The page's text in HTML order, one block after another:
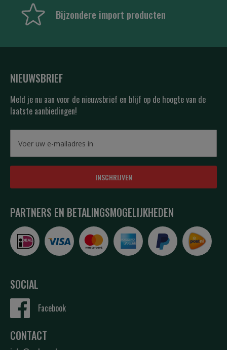
Bijzondere import producten
NIEUWSBRIEF
Meld je nu aan voor de nieuwsbrief en blijf op de hoogte van de
laatste aanbiedingen!
INSCHRIJVEN
PARTNERS EN BETALINGSMOGELIJKHEDEN
SOCIAL
Facebook
CONTACT